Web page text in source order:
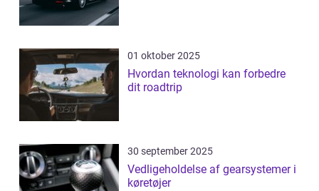
01 oktober 2025
Hvordan teknologi kan forbedre
dit roadtrip
30 september 2025
Vedligeholdelse af gearsystemer i
køretøjer